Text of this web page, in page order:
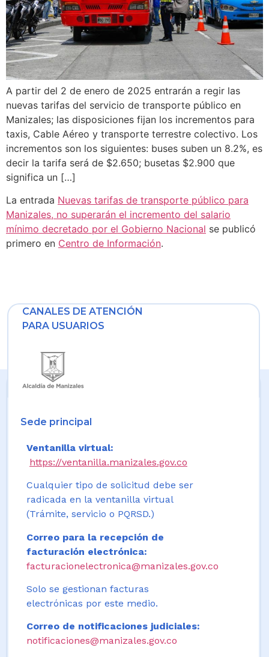
A partir del 2 de enero de 2025 entrarán a regir las
nuevas tarifas del servicio de transporte público en
Manizales; las disposiciones fijan los incrementos para
taxis, Cable Aéreo y transporte terrestre colectivo. Los
incrementos son los siguientes: buses suben un 8.2%, es
decir la tarifa será de $2.650; busetas $2.900 que
significa un […]
La entrada Nuevas tarifas de transporte público para
Manizales, no superarán el incremento del salario
mínimo decretado por el Gobierno Nacional se publicó
primero en Centro de Información.
CANALES DE ATENCIÓN
PARA USUARIOS
Sede principal
Ventanilla virtual:
https://ventanilla.manizales.gov.co
Cualquier tipo de solicitud debe ser
radicada en la ventanilla virtual
(Trámite, servicio o PQRSD.)
Correo para la recepción de
facturación electrónica:
facturacionelectronica@manizales.gov.co
Solo se gestionan facturas
electrónicas por este medio.
Correo de notificaciones judiciales:
notificaciones@manizales.gov.co